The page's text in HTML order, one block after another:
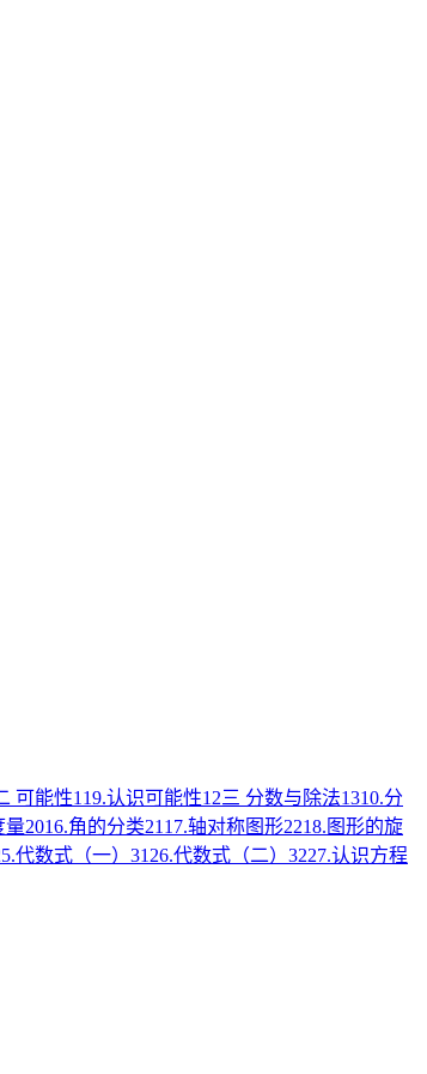
可能性119.认识可能性12三 分数与除法1310.分
量2016.角的分类21 17.轴对称图形2218.图形的旋
代数式（一） 31 26.代数式（二） 3227.认识方程